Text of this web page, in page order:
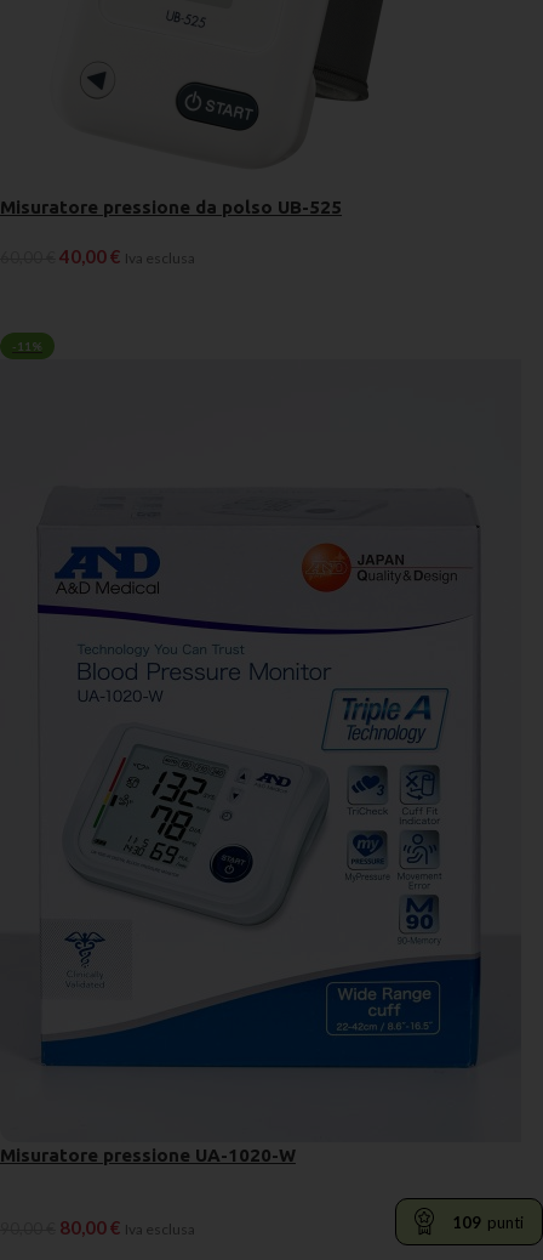
Misuratore pressione da polso UB-525
40,00€ Iva esclusa
-11%
Misuratore pressione UA-1020-W
80,00€ Iva esclusa 109 punti